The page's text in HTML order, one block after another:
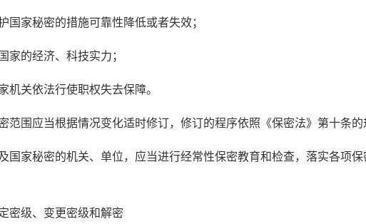
国家秘密的措施可靠性降低或者失效；
家的经济、科技实力；
机关依法行使职权失去保障。
围应当根据情况变化适时修订，修订的程序依照《保密法》第十条的
家秘密的机关、单位，应当进行经常性保密教育和检查，落实各项
密级、变更密级和解密